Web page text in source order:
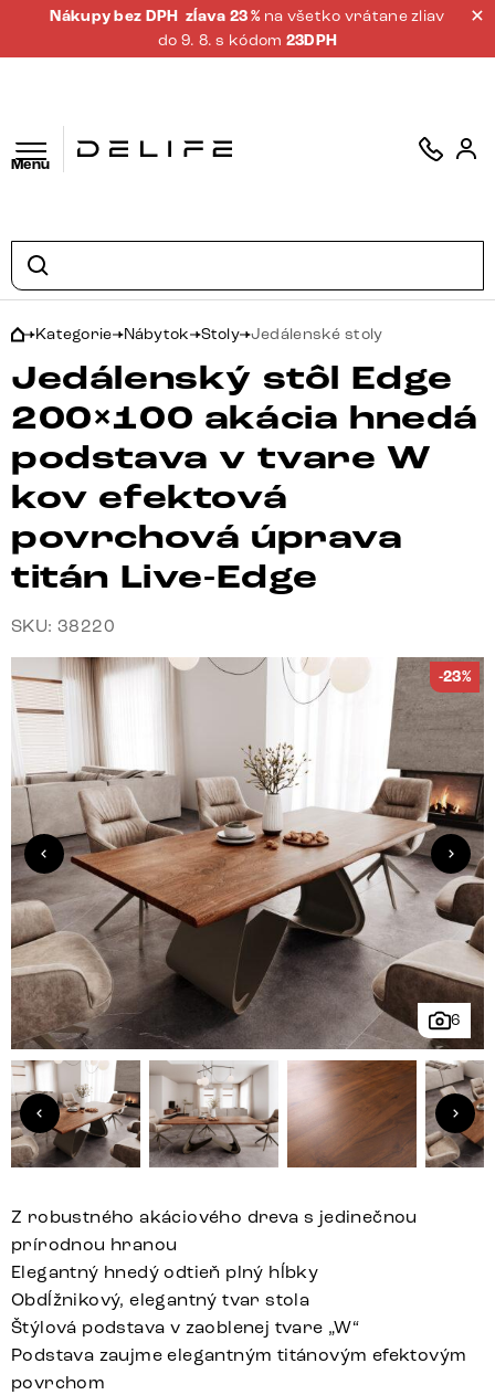
Nákupy bez DPH zĺava 23 % na všetko vrátane zliav
do 9. 8. s kódom 23DPH
Menu
Kategorie Nábytok Stoly Jedálenské stoly
Jedálenský stôl Edge
200×100 akácia hnedá
podstava v tvare W
kov efektová
povrchová úprava
titán Live-Edge
SKU: 38220
6
-23%
Z robustného akáciového dreva s jedinečnou
prírodnou hranou
Elegantný hnedý odtieň plný hĺbky
Obdĺžnikový, elegantný tvar stola
Štýlová podstava v zaoblenej tvare „W“
Podstava zaujme elegantným titánovým efektovým
povrchom